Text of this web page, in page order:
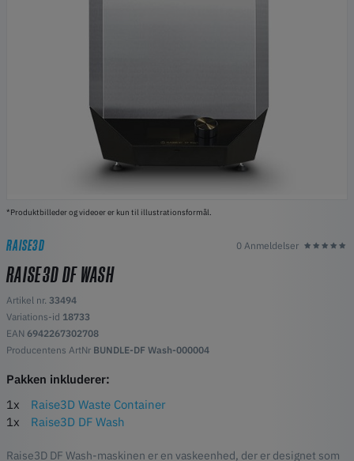
*Produktbilleder og videoer er kun til illustrationsformål.
RAISE3D 0 Anmeldelser
RAISE3D DF WASH
Artikel nr. 33494
Variations-id 18733
EAN 6942267302708
Producentens ArtNr BUNDLE-DF Wash-000004
Pakken inkluderer:
1x
Raise3D Waste Container
1x
Raise3D DF Wash
Raise3D DF Wash-maskinen er en vaskeenhed, der er designet som